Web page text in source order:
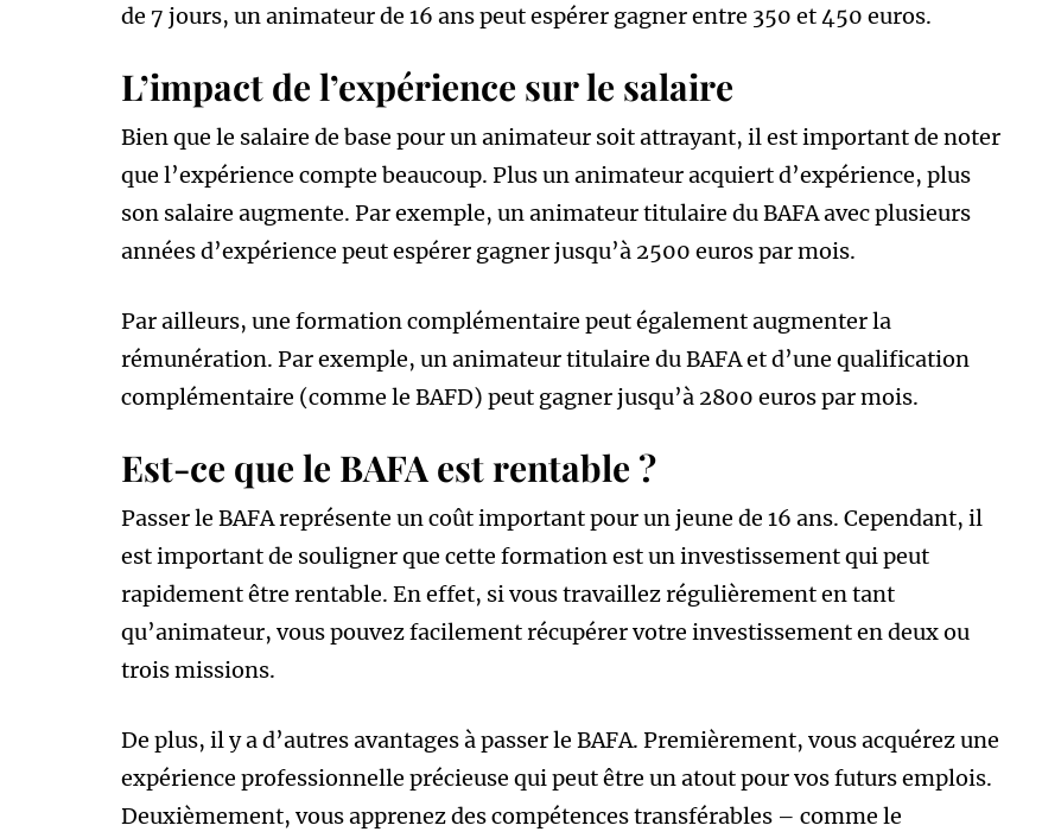
de 7 jours, un animateur de 16 ans peut espérer gagner entre 350 et 450 euros.
L’impact de l’expérience sur le salaire
Bien que le salaire de base pour un animateur soit attrayant, il est important de noter
que l’expérience compte beaucoup. Plus un animateur acquiert d’expérience, plus
son salaire augmente. Par exemple, un animateur titulaire du BAFA avec plusieurs
années d’expérience peut espérer gagner jusqu’à 2500 euros par mois.
Par ailleurs, une formation complémentaire peut également augmenter la
rémunération. Par exemple, un animateur titulaire du BAFA et d’une qualification
complémentaire (comme le BAFD) peut gagner jusqu’à 2800 euros par mois.
Est-ce que le BAFA est rentable ?
Passer le BAFA représente un coût important pour un jeune de 16 ans. Cependant, il
est important de souligner que cette formation est un investissement qui peut
rapidement être rentable. En effet, si vous travaillez régulièrement en tant
qu’animateur, vous pouvez facilement récupérer votre investissement en deux ou
trois missions.
De plus, il y a d’autres avantages à passer le BAFA. Premièrement, vous acquérez une
expérience professionnelle précieuse qui peut être un atout pour vos futurs emplois.
Deuxièmement, vous apprenez des compétences transférables – comme le